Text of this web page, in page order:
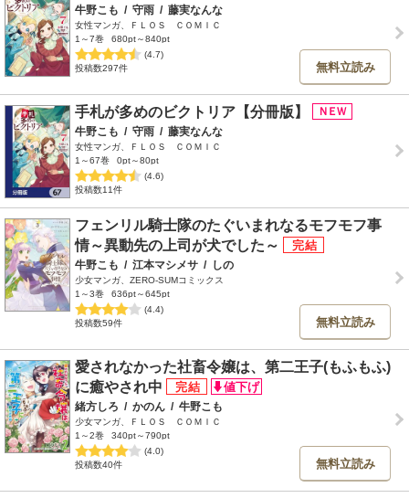
牛野こも / 守雨 / 藤実なんな
女性マンガ、ＦＬＯＳ ＣＯＭＩＣ
1～7巻
680pt～840pt
(4.7)
投稿数297件
無料立読み
手札が多めのビクトリア【分冊版】
牛野こも / 守雨 / 藤実なんな
女性マンガ、ＦＬＯＳ ＣＯＭＩＣ
1～67巻
0pt～80pt
(4.6)
投稿数11件
フェンリル騎士隊のたぐいまれなるモフモフ事
情～異動先の上司が犬でした～
牛野こも / 江本マシメサ / しの
少女マンガ、ZERO-SUMコミックス
1～3巻
636pt～645pt
(4.4)
投稿数59件
無料立読み
愛されなかった社畜令嬢は、第二王子(もふもふ)
に癒やされ中
緒方しろ / かのん / 牛野こも
少女マンガ、ＦＬＯＳ ＣＯＭＩＣ
1～2巻
340pt～790pt
(4.0)
投稿数40件
無料立読み